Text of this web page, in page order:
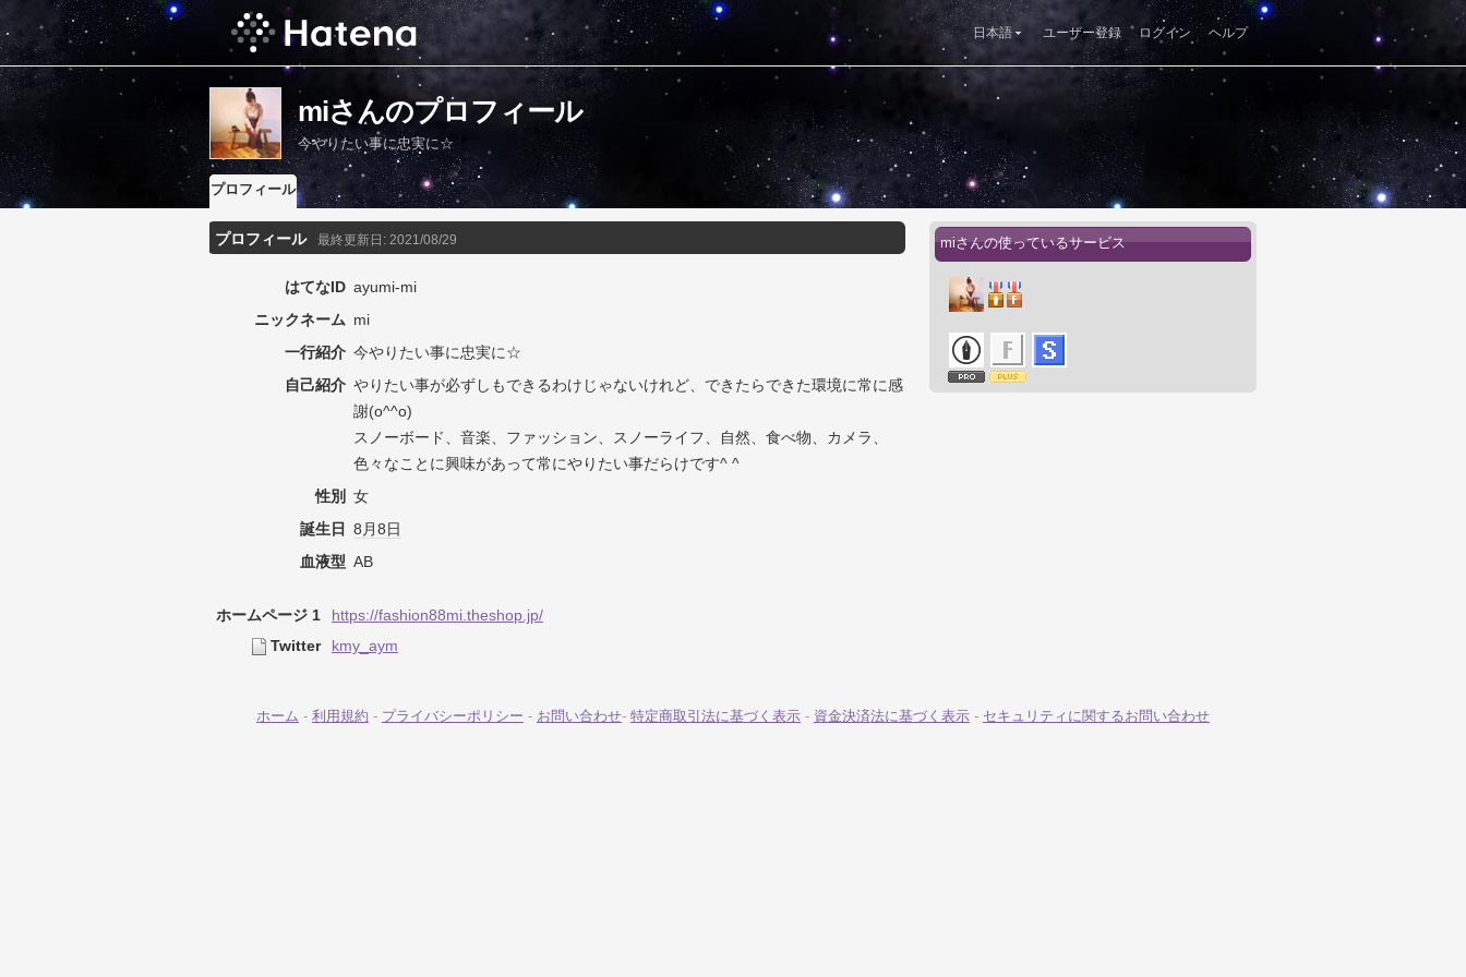
日本語 ユーザー登録 ログイン ヘルプ
miさんのプロフィール
今やりたい事に忠実に☆
プロフィール
プロフィール 最終更新日: 2021/08/29
はてなID ayumi-mi
ニックネーム mi
一行紹介 今やりたい事に忠実に☆
自己紹介 やりたい事が必ずしもできるわけじゃないけれど、できたらできた環境に常に感
謝(o^^o)
スノーボード、音楽、ファッション、スノーライフ、自然、食べ物、カメラ、
色々なことに興味があって常にやりたい事だらけです^ ^
性別
女
誕生日
8月8日
血液型 AB
ホームページ 1
https://fashion88mi.theshop.jp/
Twitter
kmy_aym
miさんの使っているサービス
ホーム - 利用規約 - プライバシーポリシー - お問い合わせ- 特定商取引法に基づく表示 - 資金決済法に基づく表示 - セキュリティに関するお問い合わせ